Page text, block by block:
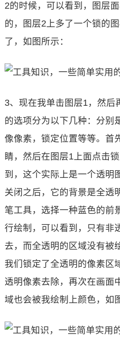
2的时候，可以看到，图层
的，图层2上多了一个锁的
了，如图所示：
3、现在我单击图层1，然后
的选项分为以下几种：分别
像像素，锁定位置等等。首
睛，然后在图层1上面点击
到，这个实际上是一个透明
关闭之后，它的背景是全透
笔工具，选择一种蓝色的前
行绘制，可以看到，只有非
去，而全透明的区域没有被
我们锁定了全透明的像素区
透明像素去除，再次在画面
域也会被我绘制上颜色，如